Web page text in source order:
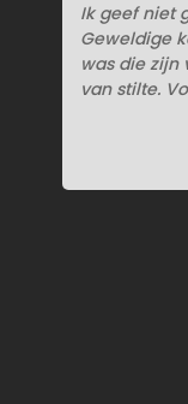
Ik geef niet
Geweldige
was die zijn
van stilte.